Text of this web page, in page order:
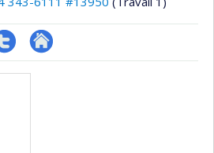
Autre